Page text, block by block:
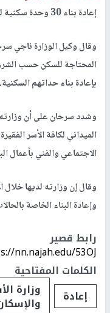
إعادة بناء 30 وحدة سكنية للفقراء بمساحة 265 متر مربع للوحدة.
وقال وكيل الوزارة ناجي
المحتاجة للسكن حسب
بإعادة بناء حداتهم السكنية.
وشدد سرحان على أن
الميداني لكافة الأسر
الاجتماعي والفني
وقال إن وزارته لديها خلال
وإعادة البناء الخاصة
رابط قصير
nn.najah.edu/53OJ/
الكلمات المفتاحية
إعادة
وزارة